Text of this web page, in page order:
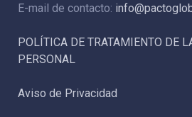
E-mail de contacto:
POLÍTICA DE TRATAMIENTO DE
PERSONAL
Aviso de Privacidad